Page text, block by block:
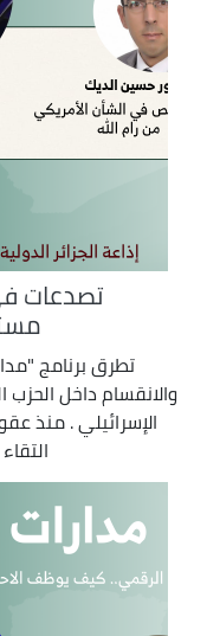
تصدعات
تطرق برنامج
والانقسام داخل
الإسرائيلي . منذ